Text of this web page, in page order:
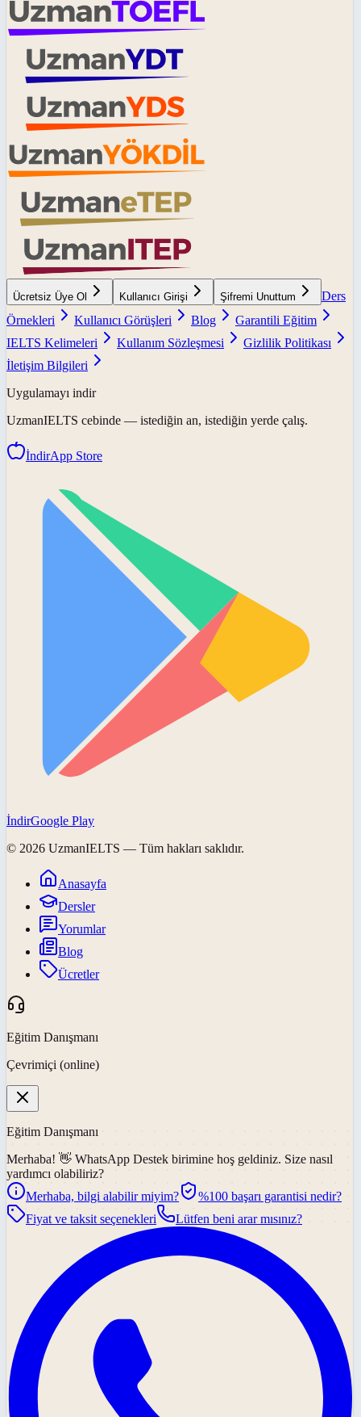
Ücretsiz Üye Ol Kullanıcı Girişi Şifremi Unuttum
Ders
Örnekleri
Kullanıcı Görüşleri Blog
Garantili Eğitim
IELTS Kelimeleri
Kullanım Sözleşmesi
Gizlilik Politikası
İletişim Bilgileri
Uygulamayı indir
UzmanIELTS cebinde — istediğin an, istediğin yerde çalış.
İndirApp Store
İndirGoogle Play
© 2026 UzmanIELTS — Tüm hakları saklıdır.
Anasayfa
Dersler
Yorumlar
Blog
Ücretler
Eğitim Danışmanı
Çevrimiçi (online)
Eğitim Danışmanı
Merhaba! 👋 WhatsApp Destek birimine hoş geldiniz. Size nasıl
yardımcı olabiliriz?
Merhaba, bilgi alabilir miyim?
%100 başarı garantisi nedir?
Fiyat ve taksit seçenekleri
Lütfen beni arar mısınız?